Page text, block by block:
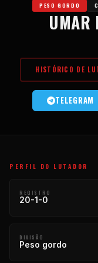
PESO GORDO
UMAR
HISTÓRICO DE
TELEGRAM
PERFIL DO LUTADOR
REGISTRO
20-1-0
DIVISÃO
Peso gordo